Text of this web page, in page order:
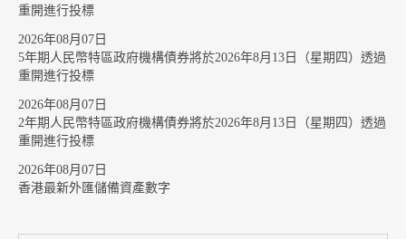
重開進行投標
2026年08月07日
5年期人民幣特區政府機構債券將於2026年8月13日（星期四）透過
重開進行投標
2026年08月07日
2年期人民幣特區政府機構債券將於2026年8月13日（星期四）透過
重開進行投標
2026年08月07日
香港最新外匯儲備資產數字